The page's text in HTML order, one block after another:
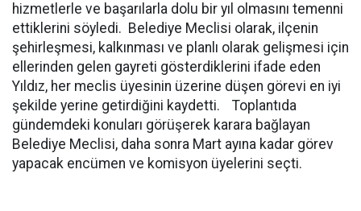
hizmetlerle ve başarılarla dolu bir yıl olmasını temenni
ettiklerini söyledi. Belediye Meclisi olarak, ilçenin
şehirleşmesi, kalkınması ve planlı olarak gelişmesi için
ellerinden gelen gayreti gösterdiklerini ifade eden
Yıldız, her meclis üyesinin üzerine düşen görevi en iyi
şekilde yerine getirdiğini kaydetti. Toplantıda
gündemdeki konuları görüşerek karara bağlayan
Belediye Meclisi, daha sonra Mart ayına kadar görev
yapacak encümen ve komisyon üyelerini seçti.